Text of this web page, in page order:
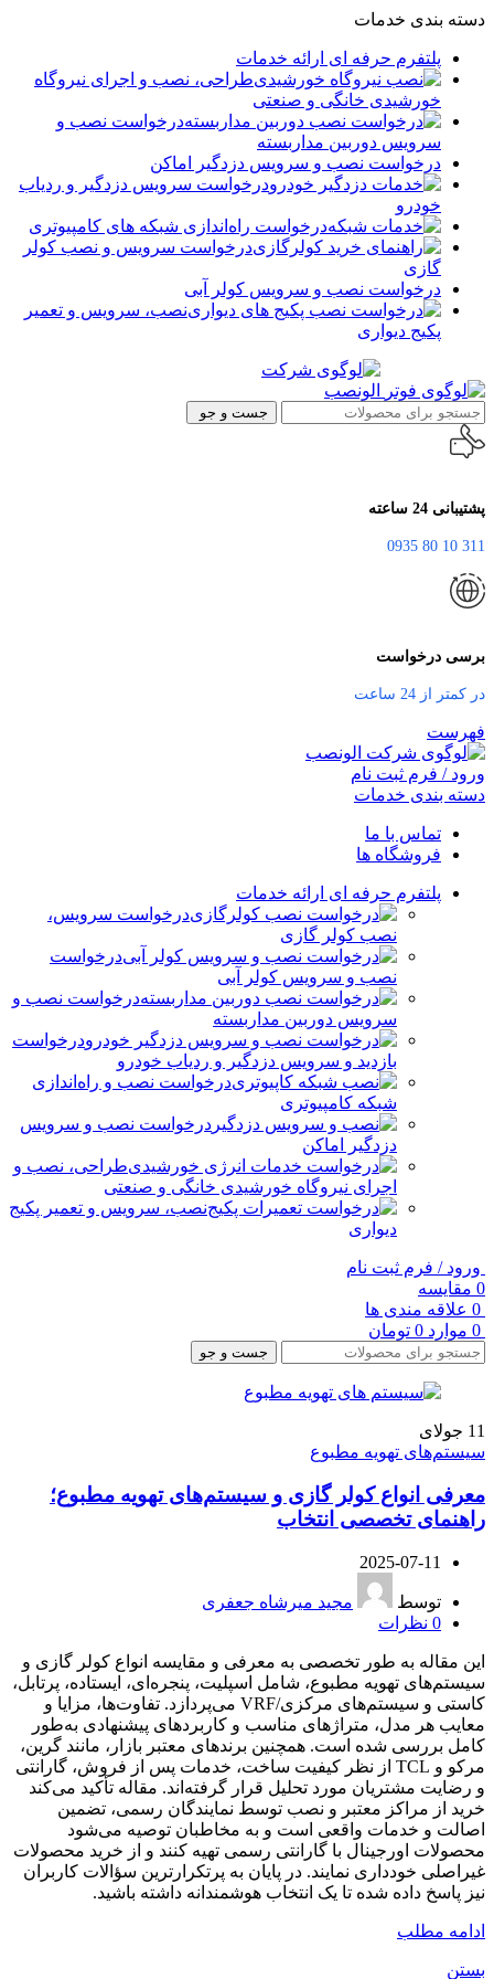
دسته بندی خدمات
پلتفرم حرفه ای ارائه خدمات
طراحی، نصب و اجرای نیروگاه
خورشیدی خانگی و صنعتی
درخواست نصب و
سرویس دوربین مداربسته
درخواست نصب و سرویس دزدگیر اماکن
درخواست سرویس دزدگیر و ردیاب
خودرو
درخواست راه‌اندازی شبکه های کامپیوتری
درخواست سرویس و نصب کولر
گازی
درخواست نصب و سرویس کولر آبی
نصب، سرویس و تعمیر
پکیج دیواری
جست و جو
پشتیبانی 24 ساعته
311 10 80 0935
برسی درخواست
در کمتر از 24 ساعت
فهرست
ورود / فرم ثبت نام
دسته بندی خدمات
تماس با ما
فروشگاه ها
پلتفرم حرفه ای ارائه خدمات
درخواست سرویس،
نصب کولر گازی
درخواست
نصب و سرویس کولر آبی
درخواست نصب و
سرویس دوربین مداربسته
درخواست
بازدید و سرویس دزدگیر و ردیاب خودرو
درخواست نصب و راه‌اندازی
شبکه کامپیوتری
درخواست نصب و سرویس
دزدگیر اماکن
طراحی، نصب و
اجرای نیروگاه خورشیدی خانگی و صنعتی
نصب، سرویس و تعمیر پکیج
دیواری
ورود / فرم ثبت نام
0 مقایسه
0 علاقه مندی ها
0 موارد 0 تومان
جست و جو
11 جولای
سیستم‌های تهویه مطبوع
معرفی انواع کولر گازی و سیستم‌های تهویه مطبوع؛
راهنمای تخصصی انتخاب
2025-07-11
توسط
مجید میرشاه جعفری
0 نظرات
این مقاله به طور تخصصی به معرفی و مقایسه انواع کولر گازی و
سیستم‌های تهویه مطبوع، شامل اسپلیت، پنجره‌ای، ایستاده، پرتابل،
کاستی و سیستم‌های مرکزی/VRF می‌پردازد. تفاوت‌ها، مزایا و
معایب هر مدل، متراژهای مناسب و کاربردهای پیشنهادی به‌طور
کامل بررسی شده است. همچنین برندهای معتبر بازار، مانند گرین،
مرکو و TCL از نظر کیفیت ساخت، خدمات پس از فروش، گارانتی
و رضایت مشتریان مورد تحلیل قرار گرفته‌اند. مقاله تأکید می‌کند
خرید از مراکز معتبر و نصب توسط نمایندگان رسمی، تضمین
اصالت و خدمات واقعی است و به مخاطبان توصیه می‌شود
محصولات اورجینال با گارانتی رسمی تهیه کنند و از خرید محصولات
غیراصلی خودداری نمایند. در پایان به پرتکرارترین سؤالات کاربران
نیز پاسخ داده شده تا یک انتخاب هوشمندانه داشته باشید.
ادامه مطلب
بستن